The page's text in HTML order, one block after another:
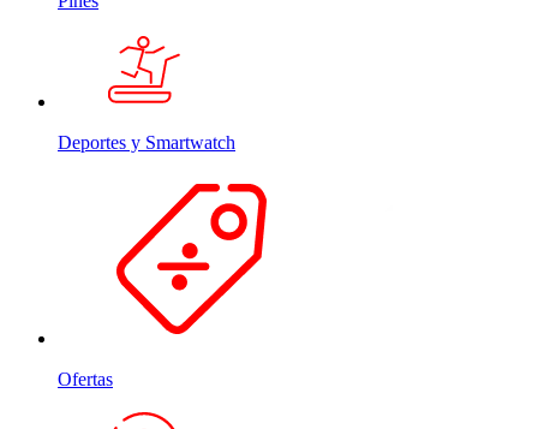
Deportes y Smartwatch
Ofertas